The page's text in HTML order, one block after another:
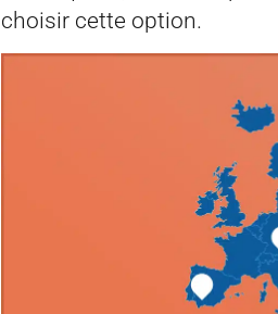
choisir cette option.